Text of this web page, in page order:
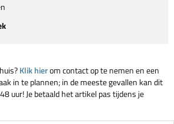
Klik hierom contact op te nemen en een
in te plannen; in de meeste gevallen kan dit
uur! Je betaald het artikel pas tijdens je